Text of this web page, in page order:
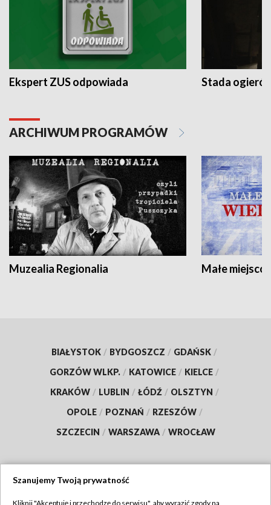
Ekspert ZUS odpowiada Stada
ARCHIWUM PROGRAMÓW
Muzealia Regionalia Małe
BIAŁYSTOK / BYDGOSZCZ / GDAŃSK /
GORZÓW WLKP. / KATOWICE / KIELCE /
KRAKÓW / LUBLIN / ŁÓDŹ / OLSZTYN /
OPOLE / POZNAŃ / RZESZÓW /
SZCZECIN / WARSZAWA / WROCŁAW
Szanujemy Twoją prywatność
Kliknij "Akceptuję i przechodzę do serwisu", aby wyrazić zgody na